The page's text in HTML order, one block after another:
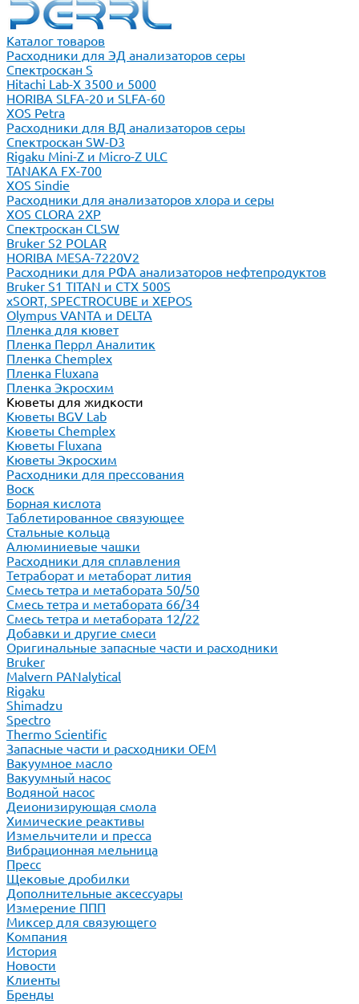
Каталог товаров
Расходники для ЭД анализаторов серы
Спектроскан S
Hitachi Lab-X 3500 и 5000
HORIBA SLFA-20 и SLFA-60
XOS Petra
Расходники для ВД анализаторов серы
Спектроскан SW-D3
Rigaku Mini-Z и Micro-Z ULC
TANAKA FX-700
XOS Sindie
Расходники для анализаторов хлора и серы
XOS CLORA 2XP
Спектроскан CLSW
Bruker S2 POLAR
HORIBA MESA-7220V2
Расходники для РФА анализаторов нефтепродуктов
Bruker S1 TITAN и CTX 500S
xSORT, SPECTROCUBE и XEPOS
Olympus VANTA и DELTA
Пленка для кювет
Пленка Перрл Аналитик
Пленка Chemplex
Пленка Fluxana
Пленка Экросхим
Кюветы для жидкости
Кюветы BGV Lab
Кюветы Chemplex
Кюветы Fluxana
Кюветы Экросхим
Расходники для прессования
Воск
Борная кислота
Таблетированное связующее
Стальные кольца
Алюминиевые чашки
Расходники для сплавления
Тетраборат и метаборат лития
Смесь тетра и метабората 50/50
Смесь тетра и метабората 66/34
Смесь тетра и метабората 12/22
Добавки и другие смеси
Оригинальные запасные части и расходники
Bruker
Malvern PANalytical
Rigaku
Shimadzu
Spectro
Thermo Scientific
Запасные части и расходники ОЕМ
Вакуумное масло
Вакуумный насос
Водяной насос
Деионизирующая смола
Химические реактивы
Измельчители и пресса
Вибрационная мельница
Пресс
Щековые дробилки
Дополнительные аксессуары
Измерение ППП
Миксер для связующего
Компания
История
Новости
Клиенты
Бренды